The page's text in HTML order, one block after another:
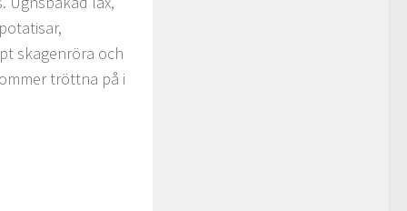
skagenröra och
tröttna på i